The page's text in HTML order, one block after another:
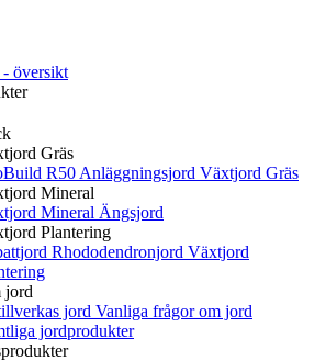
översikt
Gräs
R50 Anläggningsjord Växtjord Gräs
Mineral
Mineral Ängsjord
Plantering
Rhododendronjord Växtjord
jord
jord Vanliga frågor om jord
jordprodukter